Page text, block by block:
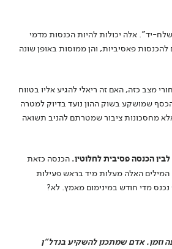
יד". אלה יכולות להיות הכנסות מדמי
פאסיביות, והן ממוסות באופן שונה
מצב כזה, האם זה ריאלי להגיע אליו בטווח
שמושקע בשוק ההון נועד בדיוק למטרה
מחסכונות ציבור שמטרתם להניב תשואה
הכנסה פסיבית לחלוטין. הכנסה כזאת
האלה מעלות מיד בראש פעילות
נכנס מדי חודש במינימום מאמץ. לא?
וזמן. אדם שמתכנן להשקיע בנדל"ן